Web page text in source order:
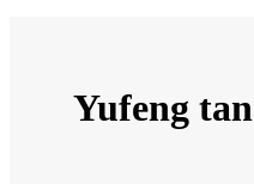
Yufeng tan